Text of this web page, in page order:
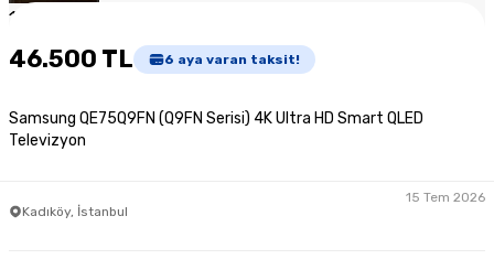
1
46.500 TL 6 aya varan taksit!
Samsung QE75Q9FN (Q9FN Serisi) 4K Ultra HD Smart QLED
Televizyon
Kadıköy, İstanbul
15 Tem 2026